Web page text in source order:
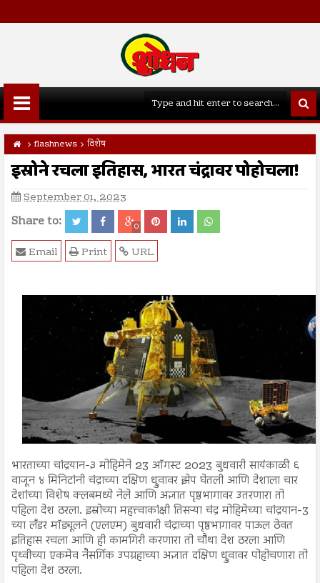
flashnews विशेष
इस्रोने रचला इतिहास, भारत चंद्रावर पोहोचला!
September 01, 2023
Share to: 0
URL
Print
Email
भारताच्या चांद्रयान-३ मोहिमेने 23 ऑगस्ट 2023 बुधवारी सायंकाळी ६
वाजून ४ मिनिटांनी चंद्राच्या दक्षिण ध्रुवावर झेप घेतली आणि देशाला चार
देशांच्या विशेष क्लबमध्ये नेले आणि अज्ञात पृष्ठभागावर उतरणारा तो
पहिला देश ठरला. इस्रोच्या महत्त्वाकांक्षी तिसऱ्या चंद्र मोहिमेच्या चांद्रयान-3
च्या लँडर मॉड्यूलने (एलएम) बुधवारी चंद्राच्या पृष्ठभागावर पाऊल ठेवत
इतिहास रचला आणि ही कामगिरी करणारा तो चौथा देश ठरला आणि
पृथ्वीच्या एकमेव नैसर्गिक उपग्रहाच्या अज्ञात दक्षिण ध्रुवावर पोहोचणारा तो
पहिला देश ठरला.